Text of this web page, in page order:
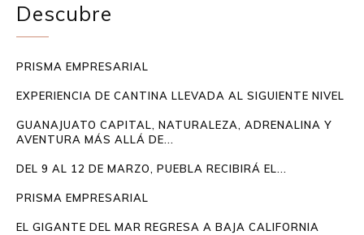
Descubre
PRISMA EMPRESARIAL
EXPERIENCIA DE CANTINA LLEVADA AL SIGUIENTE NIVEL
GUANAJUATO CAPITAL, NATURALEZA, ADRENALINA Y
AVENTURA MÁS ALLÁ DE...
DEL 9 AL 12 DE MARZO, PUEBLA RECIBIRÁ EL...
PRISMA EMPRESARIAL
EL GIGANTE DEL MAR REGRESA A BAJA CALIFORNIA